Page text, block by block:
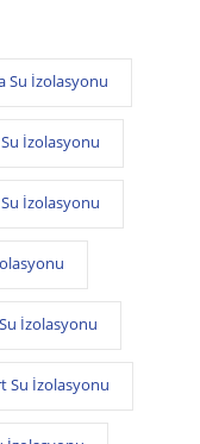
Su İzolasyonu
İzolasyonu
İzolasyonu
İzolasyonu
Su İzolasyonu